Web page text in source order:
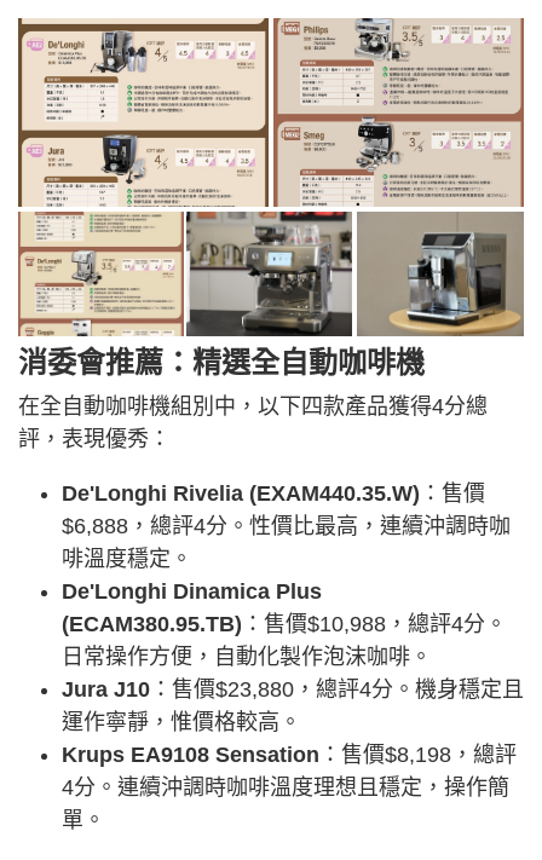
消委會推薦：精選全自動咖啡機
在全自動咖啡機組別中，以下四款產品獲得4分總
評，表現優秀：
De'Longhi Rivelia (EXAM440.35.W) ：售價
$6,888，總評4分。性價比最高，連續沖調時咖
啡溫度穩定。
De'Longhi Dinamica Plus
(ECAM380.95.TB) ：售價$10,988，總評4分。
日常操作方便，自動化製作泡沫咖啡。
Jura J10 ：售價$23,880，總評4分。機身穩定且
運作寧靜，惟價格較高。
Krups EA9108 Sensation ：售價$8,198，總評
4分。連續沖調時咖啡溫度理想且穩定，操作簡
單。